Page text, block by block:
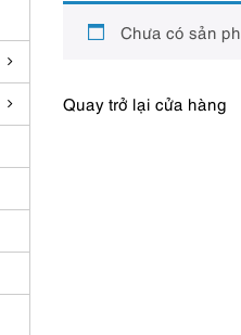
Chưa có sản
Quay trở lại cửa hàng